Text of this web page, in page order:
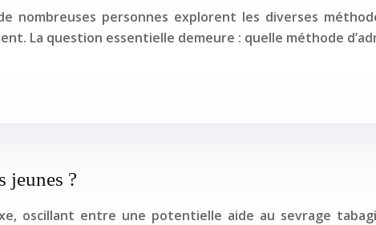
nombreuses personnes explorent les diverses
La question essentielle demeure : quelle méthode
jeunes ?
oscillant entre une potentielle aide au sevrage